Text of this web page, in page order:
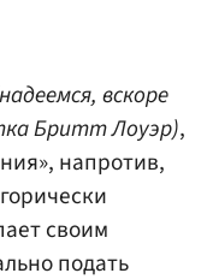
вскоре
Бритт Лоуэр),
напротив,
своим
подать